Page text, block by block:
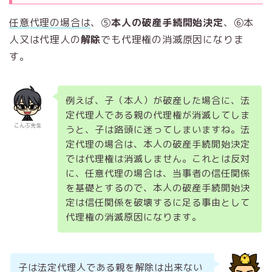
任意代理の場合は、⑤本人の破産手続開始決定、⑥本
人又は代理人の解除でも代理権の消滅原因になりま
す。
こんぶ先生
例えば、子（本人）が破産した場合に、法
定代理人である親の代理権が消滅してしま
うと、子は路頭に迷ってしまいますね。法
定代理の場合は、本人の破産手続開始決定
では代理権は消滅しません。これとは反対
に、任意代理の場合は、当事者の信任関係
を基礎とするので、本人の破産手続開始決
定は信任関係を破壊するに足る事由として
代理権の消滅原因になります。
子は法定代理人である親を解除は出来ない